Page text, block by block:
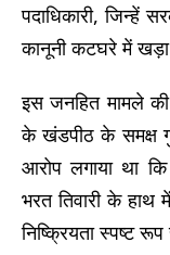
पदाधिकारी, जिन्हें
कानूनी कटघरे में
इस जनहित मामले
के खंडपीठ के समक्ष
आरोप लगाया था
भरत तिवारी के हाथ
निष्क्रियता स्पष्ट